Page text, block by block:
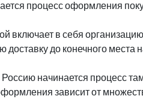
процесс оформления
включает в себя
до конечного места
начинается процесс
зависит от